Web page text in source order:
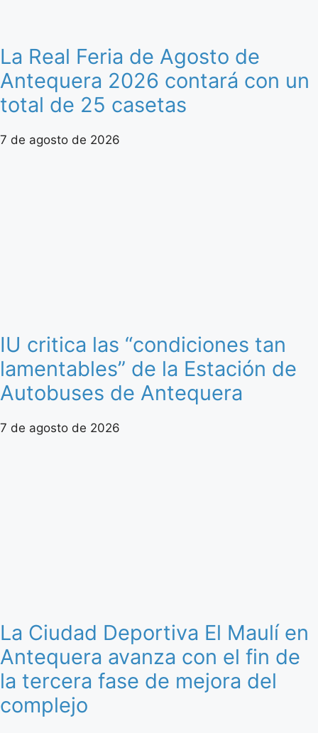
La Real Feria de Agosto de
Antequera 2026 contará con un
total de 25 casetas
7 de agosto de 2026
IU critica las “condiciones tan
lamentables” de la Estación de
Autobuses de Antequera
7 de agosto de 2026
La Ciudad Deportiva El Maulí en
Antequera avanza con el fin de
la tercera fase de mejora del
complejo